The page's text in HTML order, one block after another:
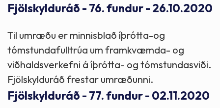
Fjölskylduráð - 76. fundur - 26.10.2020
Til umræðu er minnisblað íþrótta-og
tómstundafulltrúa um framkvæmda- og
viðhaldsverkefni á íþrótta- og tómstundasviði.
Fjölskylduráð frestar umræðunni.
Fjölskylduráð - 77. fundur - 02.11.2020